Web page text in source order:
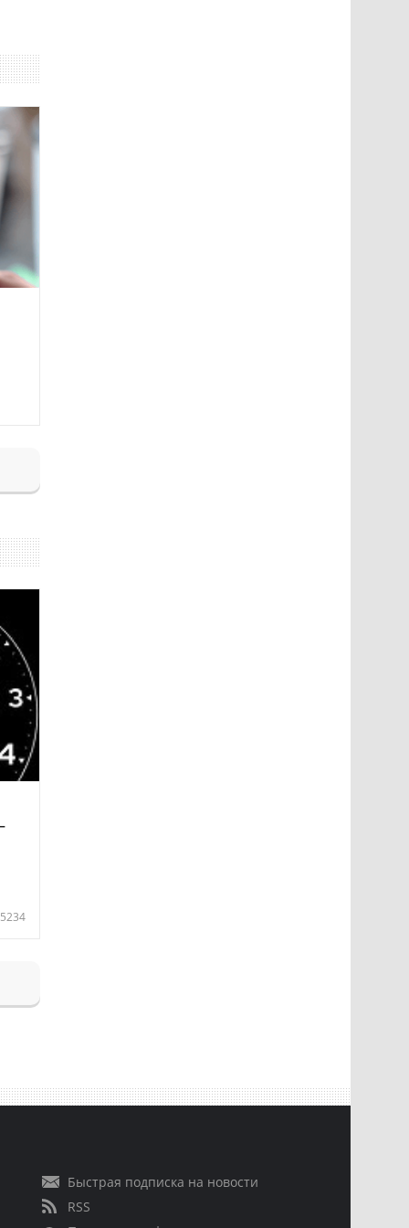
5234
Быстрая подписка на новости
RSS